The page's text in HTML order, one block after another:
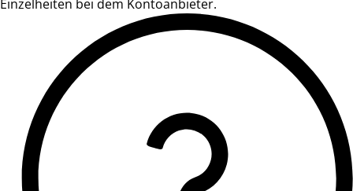
Einzelheiten bei dem Kontoanbieter.